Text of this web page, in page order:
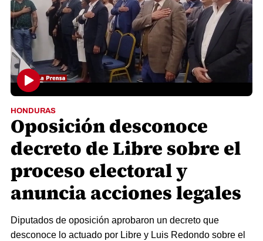
HONDURAS
Oposición desconoce
decreto de Libre sobre el
proceso electoral y
anuncia acciones legales
Diputados de oposición aprobaron un decreto que
desconoce lo actuado por Libre y Luis Redondo sobre el